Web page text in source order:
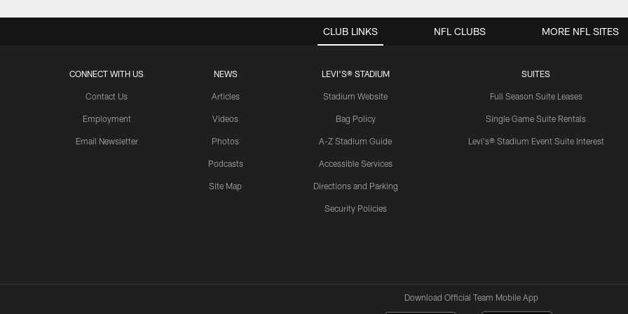
CLUB LINKS
CONNECT WITH US
Contact Us
Employment
Email Newsletter
NEWS
Articles
Videos
Photos
Podcasts
Site Map
LEVI'S® STADIUM
Stadium Website
Bag Policy
A-Z Stadium Guide
Accessible Services
Directions and Parking
Security Policies
SUITES
Full Season Suite Leases
Single Game Suite Rentals
Levi's® Stadium Event Suite Interest
NFL CLUBS MORE NFL SITES
Download Official Team Mobile App